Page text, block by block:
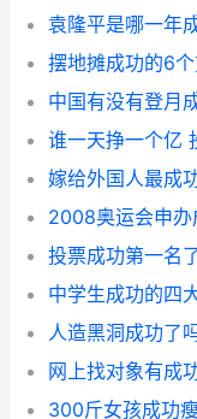
袁隆平是哪一年
摆地摊成功的6
中国有没有登月
谁一天挣一个亿
嫁给外国人最成
2008奥运会申办
投票成功第一名
中学生成功的四
人造黑洞成功了
网上找对象有成
300斤女孩成功